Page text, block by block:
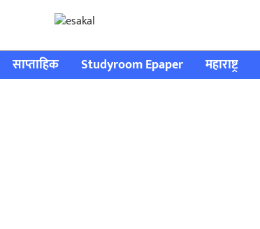
साप्ताहिक Studyroom Epaper महाराष्ट्र